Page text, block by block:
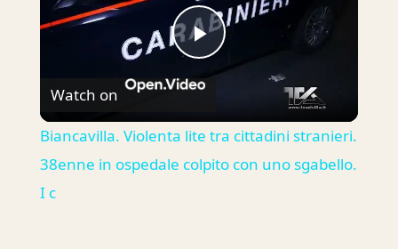
Play
Video
Watch on
Biancavilla. Violenta lite tra cittadini stranieri.
38enne in ospedale colpito con uno sgabello.
I c